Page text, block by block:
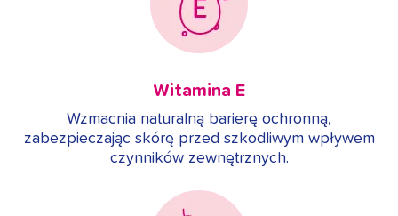
Witamina E
Wzmacnia naturalną barierę ochronną,
zabezpieczając skórę przed szkodliwym wpływem
czynników zewnętrznych.